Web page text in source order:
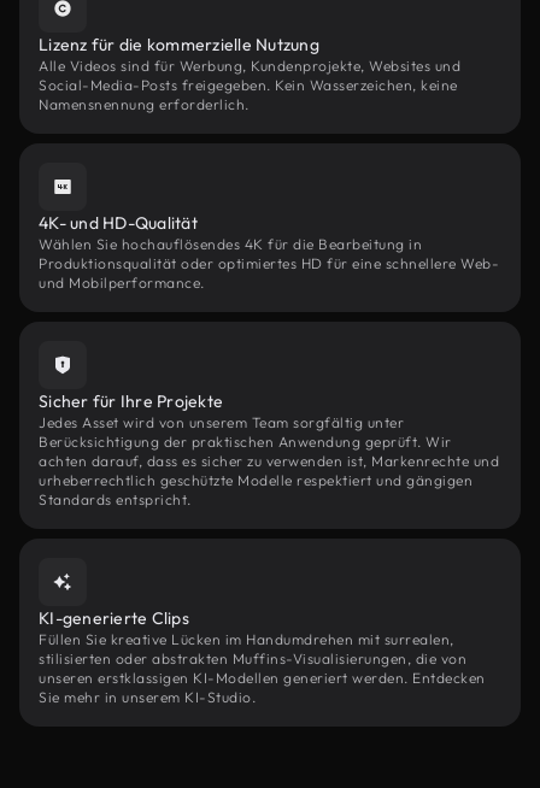
Lizenz für die kommerzielle Nutzung
Alle Videos sind für Werbung, Kundenprojekte, Websites und
Social-Media-Posts freigegeben. Kein Wasserzeichen, keine
Namensnennung erforderlich.
4K- und HD-Qualität
Wählen Sie hochauflösendes 4K für die Bearbeitung in
Produktionsqualität oder optimiertes HD für eine schnellere Web-
und Mobilperformance.
Sicher für Ihre Projekte
Jedes Asset wird von unserem Team sorgfältig unter
Berücksichtigung der praktischen Anwendung geprüft. Wir
achten darauf, dass es sicher zu verwenden ist, Markenrechte und
urheberrechtlich geschützte Modelle respektiert und gängigen
Standards entspricht.
KI-generierte Clips
Füllen Sie kreative Lücken im Handumdrehen mit surrealen,
stilisierten oder abstrakten Muffins-Visualisierungen, die von
unseren erstklassigen KI-Modellen generiert werden. Entdecken
Sie mehr in unserem KI-Studio.